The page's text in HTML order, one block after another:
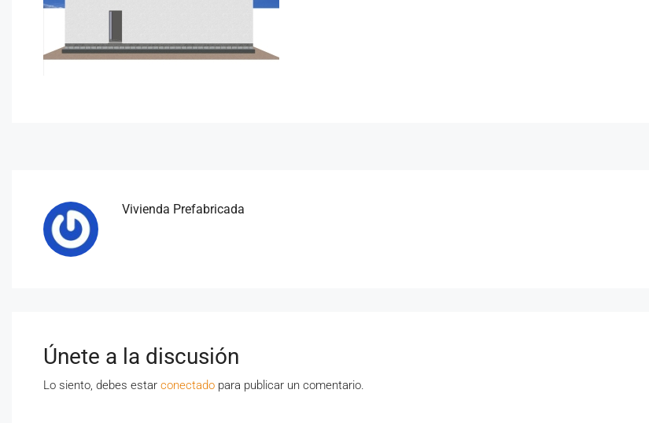
Vivienda Prefabricada
Únete a la discusión
Lo siento, debes estar conectado para publicar un comentario.